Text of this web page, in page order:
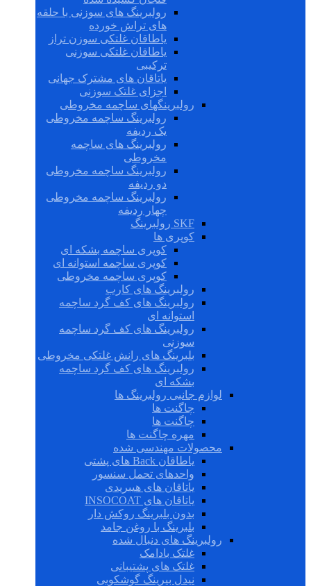
رولبرینگ های سوزنی با حلقه
های تراش خورده
یاطاقان غلتکی سوزن تراز
یاطاقان غلتکی سوزنی
ترکیبی
یاتاقان های مشترک جهانی
اجزای غلتک سوزنی
رولبرینگهای ساچمه مخروطی
رولبرینگ ساچمه مخروطی
یک ردیفه
رولبرینگ های ساچمه
مخروطی
رولبرینگ ساچمه مخروطی
دو ردیفه
رولبرینگ ساچمه مخروطی
چهار ردیفه
SKF رولبرینگ
کوپری ها
کوپری ساچمه بشکه ای
کوپری ساچمه استوانه ای
کوپری ساچمه مخروطی
رولبرینگ های کارب
رولبرینگ های کف گرد ساچمه
استوانه ای
رولبرینگ های کف گرد ساچمه
سوزنی
بلبرینگ های رانش غلتکی مخروطی
رولبرینگ های کف گرد ساچمه
بشکه ای
لوازم جانبی رولبرینگ ها
چاگنت ها
چاگنت ها
مهره چاگنت ها
محصولات مهندسی شده
یاطاقان Back های پشتی
واحدهای تحمل سنسور
یاتاقان های هیبریدی
یاتاقان های INSOCOAT
بدون بلبرینگ روکش دار
بلبرینگ با روغن جامد
رولبرینگ های دنبال شده
غلتک بادامک
غلتک های پشتیبانی
نیدل بیرینگ گوشکوبی